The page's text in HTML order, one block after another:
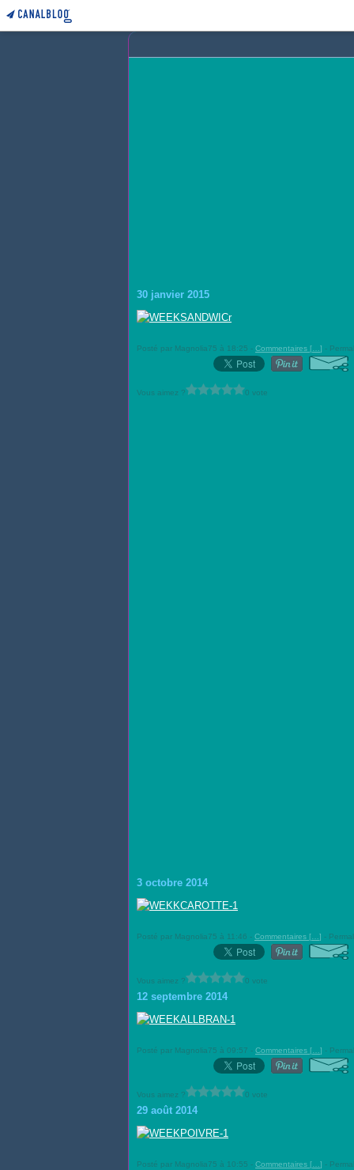
30 janvier 2015
Posté par Magnolia75 à 18:25 - Commentaires [ ] -
Vous aimez ? 0 vote
3 octobre 2014
Posté par Magnolia75 à 11:46 - Commentaires [ ] -
Vous aimez ? 0 vote
12 septembre 2014
Posté par Magnolia75 à 09:57 - Commentaires [ ] -
Vous aimez ? 0 vote
29 août 2014
Posté par Magnolia75 à 10:55 - Commentaires [ ] -